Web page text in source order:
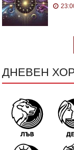
суми
ДНЕВЕН